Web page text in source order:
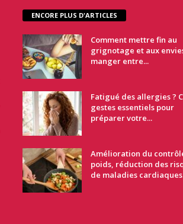
ENCORE PLUS D'ARTICLES
Comment mettre fin au
grignotage et aux
manger entre...
Fatigué des allergies ?
gestes essentiels pour
préparer votre...
Amélioration du
poids, réduction des
de maladies